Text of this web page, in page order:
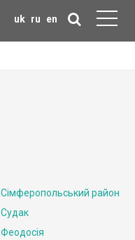
uk ru en
Сімферопольський район
Судак
Феодосія